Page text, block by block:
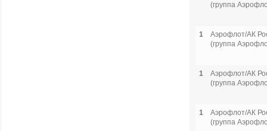
(группа
1
Аэрофлот/АК
(группа
1
Аэрофлот/АК
(группа
1
Аэрофлот/АК
(группа